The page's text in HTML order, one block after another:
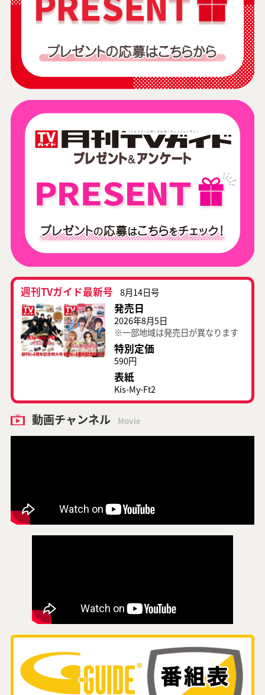
週刊TVガイド最新号 8月14日号
発売日
2026年8月5日
※一部地域は発売日が異なります
特別定価
590円
表紙
Kis-My-Ft2
動画チャンネル Movie